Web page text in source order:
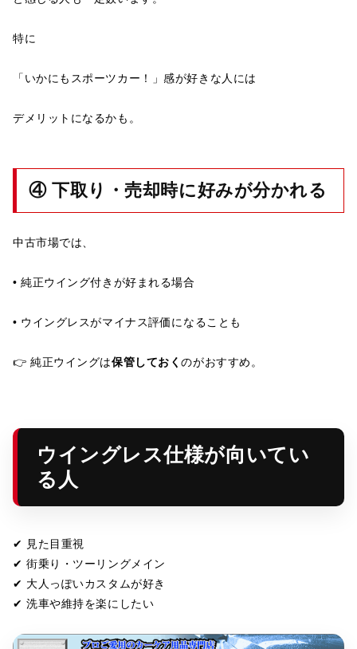
特に
「いかにもスポーツカー！」感が好きな人には
デメリットになるかも。
④ 下取り・売却時に好みが分かれる
中古市場では、
• 純正ウイング付きが好まれる場合
• ウイングレスがマイナス評価になることも
👉 純正ウイングは保管しておくのがおすすめ。
ウイングレス仕様が向いてい
る人
✔ 見た目重視
✔ 街乗り・ツーリングメイン
✔ 大人っぽいカスタムが好き
✔ 洗車や維持を楽にしたい